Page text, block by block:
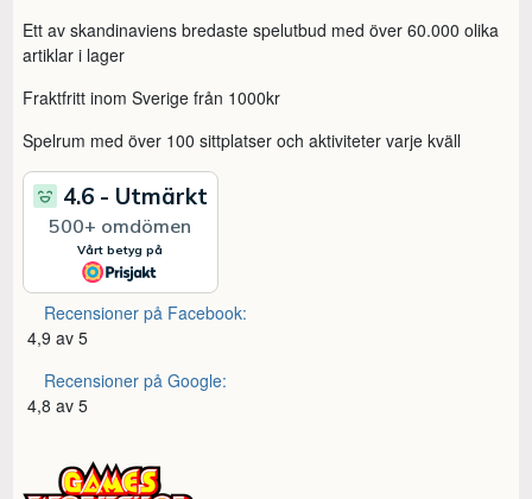
Ett av skandinaviens bredaste spelutbud med över 60.000 olika
artiklar i lager
Fraktfritt inom Sverige från 1000kr
Spelrum med över 100 sittplatser och aktiviteter varje kväll
Recensioner på Facebook:
4,9 av 5
Recensioner på Google:
4,8 av 5